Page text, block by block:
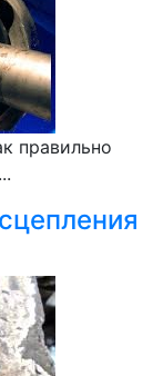
правильно